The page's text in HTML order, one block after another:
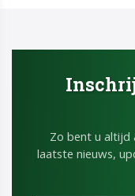
Zo bent u altijd
laatste nieuws,